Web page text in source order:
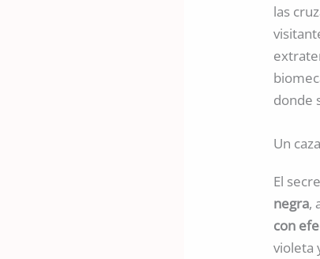
las
donde
Un
El
negra,
con
violeta